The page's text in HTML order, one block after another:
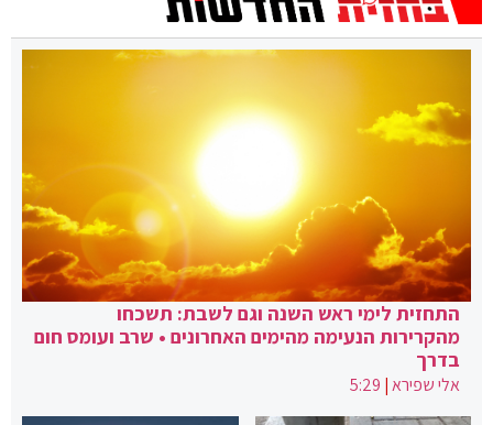
התחזית לימי ראש השנה וגם לשבת: תשכחו
מהקרירות הנעימה מהימים האחרונים • שרב ועומס חום
בדרך
אלי שפירא|
5:29